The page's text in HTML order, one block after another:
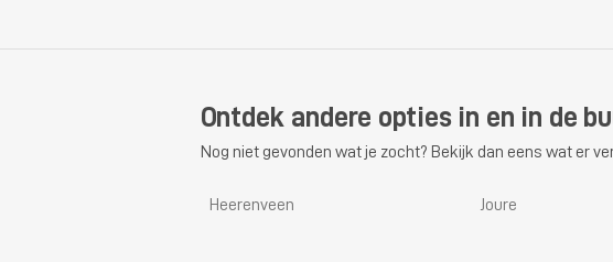
Ontdek andere opties in en in de
Nog niet gevonden wat je zocht? Bekijk dan eens wat er
Heerenveen Joure